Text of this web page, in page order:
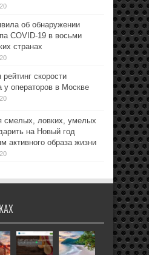
об обнаружении
COVID-19 в восьми
странах
скорости
у операторов в Москве
смелых, ловких, умелых
на Новый год
активного образа жизни